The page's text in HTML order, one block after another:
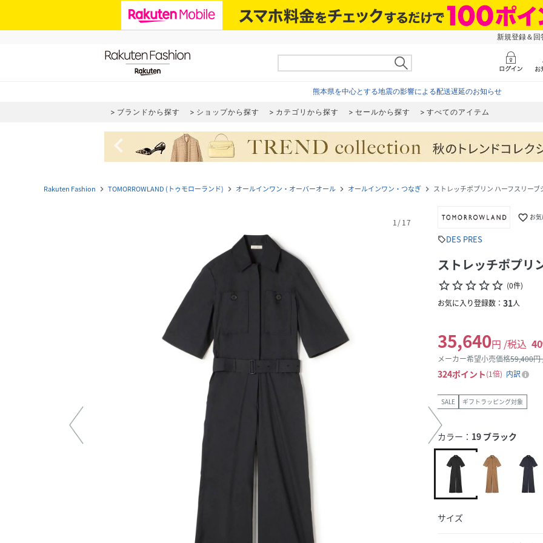
新規登録＆
熊本県を中心とする地震の影響による配送遅延のお知らせ
ブランドから探す ショップから探す カテゴリから探す セールから探す すべてのアイテム
navigate_before
Rakuten Fashion navigate_next TOMORROWLAND (トゥモローランド) navigate_next オールインワン・オーバーオール navigate_next オールインワン・つなぎ navigate_next ストレッチポプリン ハーフスリーブ
1/17 favorite_border お
sellDES PRES
ストレッチポプリ
star_borderstar_borderstar_borderstar_borderstar_border (0件)
お気に入り登録数： 31人
35,640円 /税込 40
メーカー希望小売価格59,400円
324ポイント 1倍 内訳
SALE ギフトラッピング対象
カラー： 19 ブラック
サイズ